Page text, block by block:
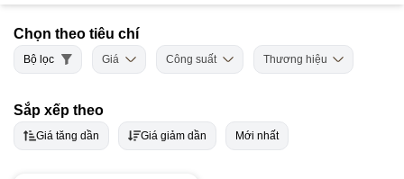
Chọn theo tiêu chí
Bộ lọc Giá Công suất Thương hiệu
Sắp xếp theo
Giá tăng dần Giá giảm dần Mới nhất